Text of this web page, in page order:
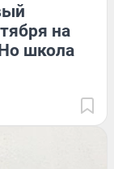
на
школа